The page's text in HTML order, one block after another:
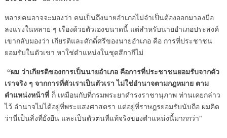
หลายคนอาจจะมองว่า คนเป็นถึงนายอำเภอไม่จำเป็นต้องออกมาลงมือ
ลงแรงในหลาย ๆ เรื่องด้วยตัวเองขนาดนี้ แต่สำหรับนายอำเภอประสงค์
เขากลับมองว่า เกียรติและศักดิ์ศรีของนายอำเภอ คือ การที่ประชาชน
ยอมรับในตัวเขา หาใช่ตำแหน่งในชุดสีกากีไม่
“ผม ว่าเกียรติของการเป็นนายอำเภอ คือการที่ประชาชนยอมรับจากตัว
เราจริง ๆ จากการที่ตัวเราเป็นตัวเรา ไม่ใช่อำนาจตามกฎหมาย ตาม
ตำแหน่งหน้าที่ก็ เหมือนกับที่กรมพระยาดำรงราชานุภาพ ท่านเคยกล่าว
ไว้ อำนาจไม่ได้อยู่ที่พระแสงศาสตรา แต่อยู่ที่ราษฎรยอมรับนับถือ ผมคิด
ว่านี่เป็นสิ่งที่ยั่งยืน และเป็นตัวตนที่แท้จริงของตำแหน่งนี้มากกว่า”